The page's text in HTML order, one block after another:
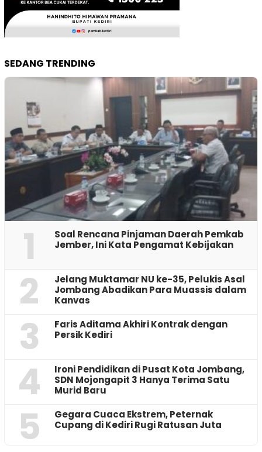
SEDANG TRENDING
1
‎Soal Rencana Pinjaman Daerah Pemkab
Jember, Ini Kata Pengamat Kebijakan ‎
2
Jelang Muktamar NU ke-35, Pelukis Asal
Jombang Abadikan Para Muassis dalam
Kanvas
3
Faris Aditama Akhiri Kontrak dengan
Persik Kediri
4
Ironi Pendidikan di Pusat Kota Jombang,
SDN Mojongapit 3 Hanya Terima Satu
Murid Baru
5
‎Gegara Cuaca Ekstrem, Peternak
Cupang di Kediri Rugi Ratusan Juta